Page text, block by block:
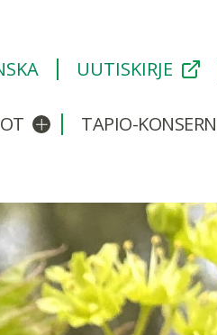
UUTISKIRJE
Avaa/sulje alavalikko
TAPIO-